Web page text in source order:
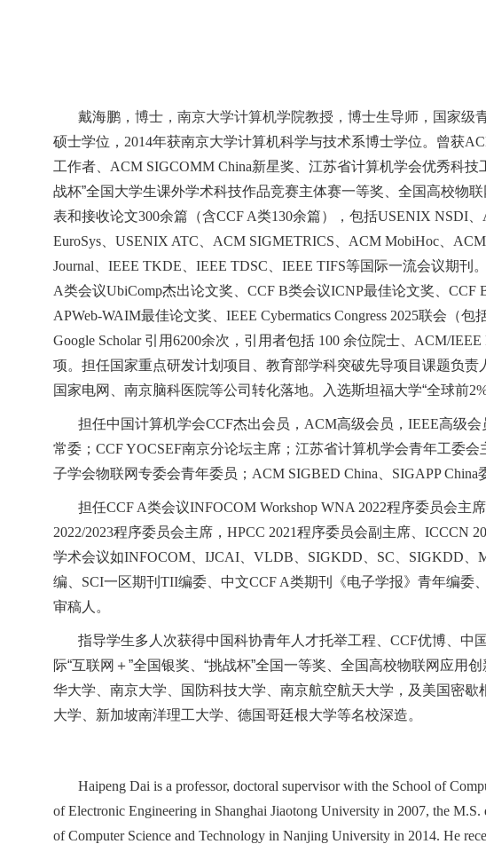
戴海鹏， 博士，南京大学计算机学院教授，博士生导师，国家级
硕士学位， 2014年获南京大学计算机科学与技术系博士学位。曾获
工作者、 ACM SIGCOMM China新星奖、江苏省计算机学会优秀科技
战杯”全国大学生课外学术科技作品竞赛主体赛一等奖、全国高校物
表和接收论文300余篇（含CCF A类130余篇），包括USENIX NSDI
EuroSys
USENIX ATC ACM SIGMETRICS ACM MobiHoc
Journal
IEEE TKDE IEEE TDSC IEEE TIFS等国际一流会议期刊
A类会议UbiComp杰出论文奖、 CCF B类会议ICNP最佳论文奖、 CCF
APWeb-WAIM最佳论文奖、 IEEE Cybermatics Congress 2025联会（包
Google Scholar 引用6200余次，引用者包括 100 余位院士、 ACM/IEEE
项。担任国家重点研发计划项目、教育部学科突破先导项目课题负
国家电网、南京脑科医院等公司转化落地。入选斯坦福大学“全球前
担任中国计算机学会CCF杰出会员， ACM高级会员， IEEE高级会
常委； CCF YOCSEF南京分论坛主席；江苏省计算机学会青年工委
子学会物联网专委会青年委员； ACM SIGBED China SIGAPP China
担任CCF A类会议INFOCOM Workshop WNA 2022程序委员会主席
2022/2023程序委员会主席， HPCC 2021程序委员会副主席、 ICCCN
学术会议如INFOCOM IJCAI VLDB SIGKDD SC SIGKDD
编、 SCI一区期刊 TII编委、中文CCF A类期刊《电子学报》青年编委
审稿人。
指导学生多人次获得中国科协青年人才托举工程、 CCF优博、中
际“互联网＋”全国银奖、“挑战杯”全国一等奖、全国高校物联网应用
华大学、南京大学、国防科技大学、南京航空航天大学，及美国密
大学、新加坡南洋理工大学、德国哥廷根大学等名校深造。
Haipeng Dai is a professor, doctoral supervisor with the School of
of Electronic Engineering in Shanghai Jiaotong University in 2007, the
of Computer Science and Technology in Nanjing University in 2014. He